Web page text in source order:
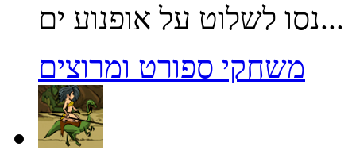
נסו לשלוט על אופנוע ים...
משחקי ספורט ומרוצים